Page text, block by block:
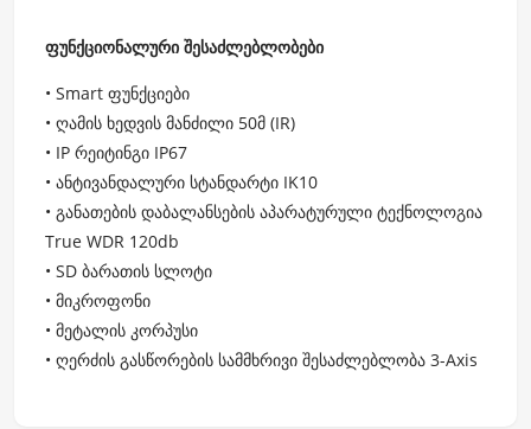
ფუნქციონალური შესაძლებლობები
• Smart ფუნქციები
• ღამის ხედვის მანძილი 50მ (IR)
• IP რეიტინგი IP67
• ანტივანდალური სტანდარტი IK10
• განათების დაბალანსების აპარატურული ტექნოლოგია
True WDR 120db
• SD ბარათის სლოტი
• მიკროფონი
• მეტალის კორპუსი
• ღერძის გასწორების სამმხრივი შესაძლებლობა 3-Axis